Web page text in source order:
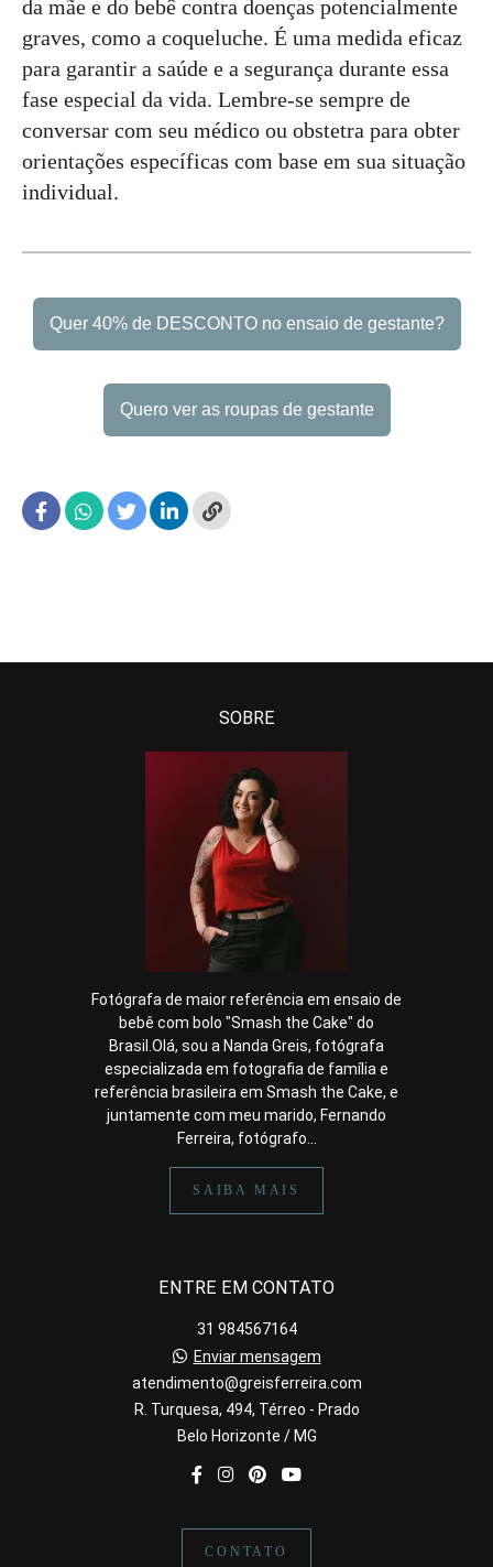
da mãe e do bebê contra doenças potencialmente
graves, como a coqueluche. É uma medida eficaz
para garantir a saúde e a segurança durante essa
fase especial da vida. Lembre-se sempre de
conversar com seu médico ou obstetra para obter
orientações específicas com base em sua situação
individual.
Quer 40% de DESCONTO no ensaio de gestante?
Quero ver as roupas de gestante
SOBRE
Fotógrafa de maior referência em ensaio de
bebê com bolo "Smash the Cake" do
Brasil.Olá, sou a Nanda Greis, fotógrafa
especializada em fotografia de família e
referência brasileira em Smash the Cake, e
juntamente com meu marido, Fernando
Ferreira, fotógrafo...
SAIBA MAIS
ENTRE EM CONTATO
31 984567164
Enviar mensagem
atendimento@greisferreira.com
R. Turquesa, 494, Térreo - Prado
Belo Horizonte / MG
CONTATO